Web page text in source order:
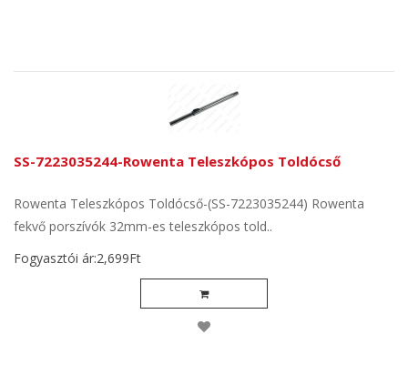
SS-7223035244-Rowenta Teleszkópos Toldócső
Rowenta Teleszkópos Toldócső-(SS-7223035244) Rowenta
fekvő porszívók 32mm-es teleszkópos told..
Fogyasztói ár:2,699Ft